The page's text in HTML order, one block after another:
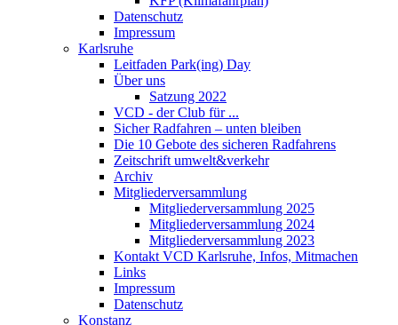
Datenschutz
Impressum
Karlsruhe
Leitfaden Park(ing) Day
Über uns
Satzung 2022
VCD - der Club für ...
Sicher Radfahren – unten bleiben
Die 10 Gebote des sicheren Radfahrens
Zeitschrift umwelt&verkehr
Archiv
Mitgliederversammlung
Mitgliederversammlung 2025
Mitgliederversammlung 2024
Mitgliederversammlung 2023
Kontakt VCD Karlsruhe, Infos, Mitmachen
Links
Impressum
Datenschutz
Konstanz